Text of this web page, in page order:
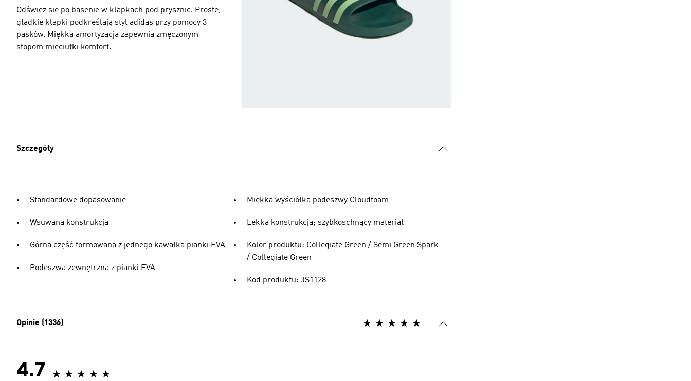
Odśwież się po basenie w klapkach pod prysznic. Proste,
gładkie klapki podkreślają styl adidas przy pomocy 3
pasków. Miękka amortyzacja zapewnia zmęczonym
stopom mięciutki komfort.
Szczegóły
Standardowe dopasowanie
Wsuwana konstrukcja
Górna część formowana z jednego kawałka pianki EVA
Podeszwa zewnętrzna z pianki EVA
Miękka wyściółka podeszwy Cloudfoam
Lekka konstrukcja; szybkoschnący materiał
Kolor produktu: Collegiate Green / Semi Green Spark
/ Collegiate Green
Kod produktu: JS1128
Opinie (1336)
4.7